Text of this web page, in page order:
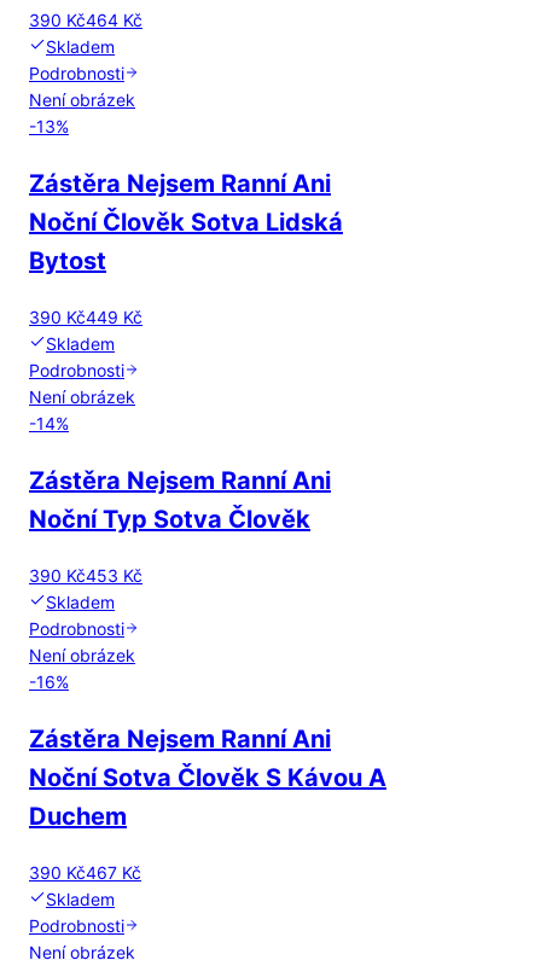
390 Kč464 Kč
Skladem
Podrobnosti
Není obrázek
-13%
Zástěra Nejsem Ranní Ani
Noční Člověk Sotva Lidská
Bytost
390 Kč449 Kč
Skladem
Podrobnosti
Není obrázek
-14%
Zástěra Nejsem Ranní Ani
Noční Typ Sotva Člověk
390 Kč453 Kč
Skladem
Podrobnosti
Není obrázek
-16%
Zástěra Nejsem Ranní Ani
Noční Sotva Člověk S Kávou A
Duchem
390 Kč467 Kč
Skladem
Podrobnosti
Není obrázek